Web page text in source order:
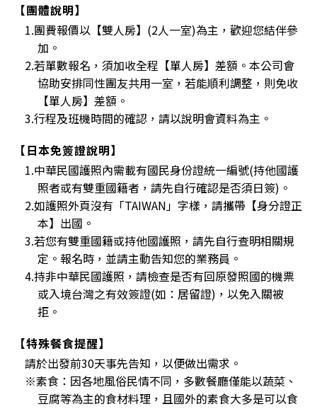
【團體說明】
1.團費報價以【雙人房】(2人一室)為主，歡迎您結伴參
加。
2.若單數報名，須加收全程【單人房】差額。本公司會
協助安排同性團友共用一室，若能順利調整，則免收
【單人房】差額。
3.行程及班機時間的確認，請以說明會資料為主。
【日本免簽證說明】
1.中華民國護照內需載有國民身份證統一編號(持他國護
照者或有雙重國籍者，請先自行確認是否須日簽)。
2.如護照外頁沒有「TAIWAN」字樣，請攜帶【身分證正
本】出國。
3.若您有雙重國籍或持他國護照，請先自行查明相關規
定。報名時，並請主動告知您的業務員。
4.持非中華民國護照，請檢查是否有回原發照國的機票
或入境台灣之有效簽證(如：居留證)，以免入關被
拒。
【特殊餐食提醒】
請於出發前30天事先告知，以便做出需求。
※素食：因各地風俗民情不同，多數餐廳僅能以蔬菜、
豆腐等為主的食材料理，且國外的素食大多是可以食